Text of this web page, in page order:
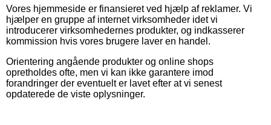
Vores hjemmeside er finansieret ved hjælp af reklamer. Vi
hjælper en gruppe af internet virksomheder idet vi
introducerer virksomhedernes produkter, og indkasserer
kommission hvis vores brugere laver en handel.
Orientering angående produkter og online shops
opretholdes ofte, men vi kan ikke garantere imod
forandringer der eventuelt er lavet efter at vi senest
opdaterede de viste oplysninger.